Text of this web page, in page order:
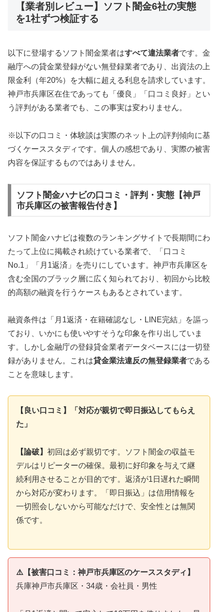
【業者別レビュー】ソフト闇金6社の実態
を1社ずつ検証する
以下に登場するソフト闇金業者はすべて違法業者です。金
融庁への貸金業登録がない無登録業者であり、出資法の上
限金利（年20%）を大幅に超える利息を請求しています。
神戸市兵庫区在住であっても「優良」「口コミ良好」とい
う評判がある業者でも、この事実は変わりません。
※以下の口コミ・体験談は実際のネット上の評判傾向に基
づくケーススタディです。個人の感想であり、実際の被害
内容を保証するものではありません。
ソフト闇金ハナビの口コミ・評判・実態【神戸
市兵庫区の被害報告付き】
ソフト闇金ハナビは複数のランキングサイトで長期間にわ
たって上位に掲載され続けている業者で、「口コミ
No.1」「月1返済」を売りにしています。神戸市兵庫区を
含む全国のブラック層に広く知られており、初回から比較
的高額の融資を行うケースもあるとされています。
融資条件は「月1返済・在籍確認なし・LINE完結」を謳っ
ており、いかにも使いやすそうな印象を作り出していま
す。しかし金融庁の登録貸金業者データベースには一切登
録がありません。これは貸金業法違反の無登録業者である
ことを意味します。
【良い口コミ】「対応が親切で即日振込してもらえ
た」
【論破】 初回は必ず親切です。ソフト闇金の収益モ
デルはリピーターの確保。最初に好印象を与えて継
続利用させることが目的です。返済が1日遅れた瞬間
から対応が変わります。「即日振込」は信用情報を
一切照会しないから可能なだけで、安全性とは無関
係です。
⚠️【被害口コミ：神戸市兵庫区のケーススタディ】
兵庫神戸市兵庫区・34歳・会社員・男性